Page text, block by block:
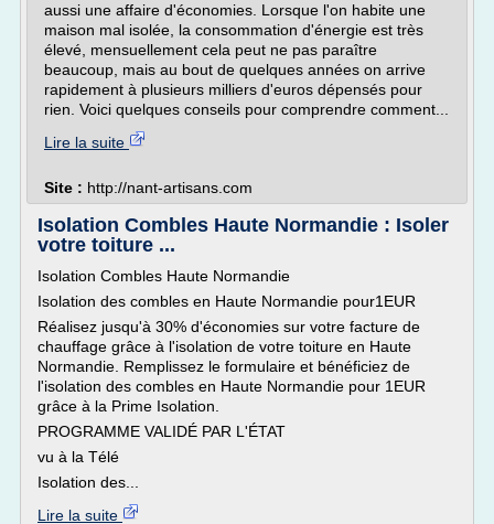
aussi une affaire d'économies. Lorsque l'on habite une
maison mal isolée, la consommation d'énergie est très
élevé, mensuellement cela peut ne pas paraître
beaucoup, mais au bout de quelques années on arrive
rapidement à plusieurs milliers d'euros dépensés pour
rien. Voici quelques conseils pour comprendre comment...
Lire la suite
Site : http://nant-artisans.com
Isolation Combles Haute Normandie : Isoler
votre toiture ...
Isolation Combles Haute Normandie
Isolation des combles en Haute Normandie pour1EUR
Réalisez jusqu'à 30% d'économies sur votre facture de
chauffage grâce à l'isolation de votre toiture en Haute
Normandie. Remplissez le formulaire et bénéficiez de
l'isolation des combles en Haute Normandie pour 1EUR
grâce à la Prime Isolation.
PROGRAMME VALIDÉ PAR L'ÉTAT
vu à la Télé
Isolation des...
Lire la suite